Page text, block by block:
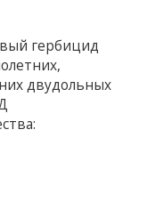
гербицид
двудольных